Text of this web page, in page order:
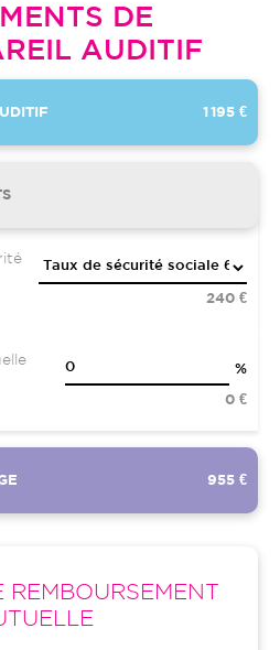
DE
AUDITIF
1 195 €
240 €
%
0 €
955 €
REMBOURSEMENT